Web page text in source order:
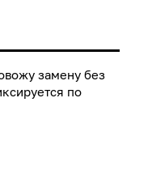
замену без
по